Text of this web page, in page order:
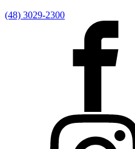
(48) 3029-2300